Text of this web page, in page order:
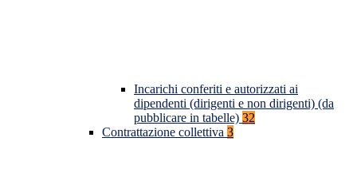
Incarichi conferiti e autorizzati ai
dipendenti (dirigenti e non dirigenti) (da
pubblicare in tabelle) 32
Contrattazione collettiva 3